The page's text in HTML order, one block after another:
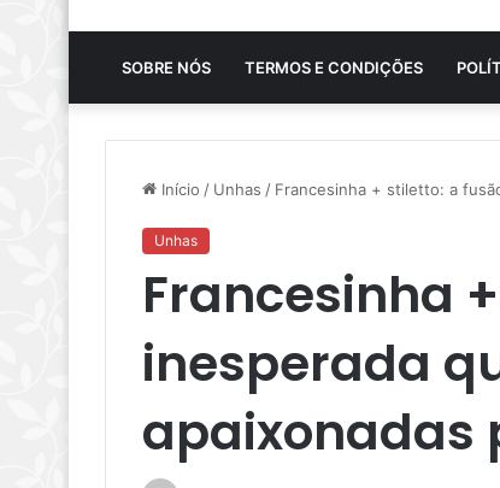
SOBRE NÓS TERMOS E CONDIÇÕES
Início / Unhas / Francesinha + stiletto: a
Unhas
Francesinha
inesperada
apaixonadas